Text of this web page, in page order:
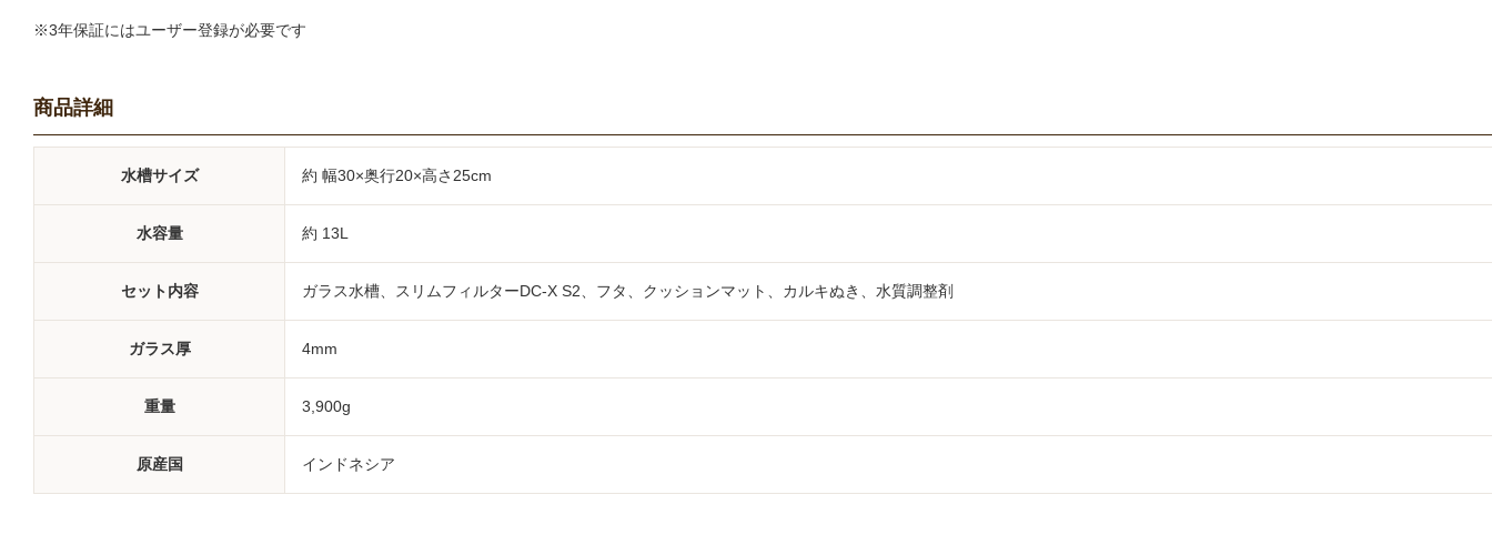
※3年保証にはユーザー登録が必要です
商品詳細
水槽サイズ 約 幅30×奥行20×高さ25cm
水容量 約 13L
セット内容 ガラス水槽、スリムフィルターDC-X S2、フタ、クッションマット、カルキぬき、水質調整剤
ガラス厚 4mm
重量 3,900g
原産国 インドネシア